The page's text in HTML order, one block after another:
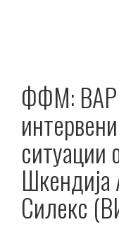
ФФМ: ВАР
ситуации
Шкендија
Силекс